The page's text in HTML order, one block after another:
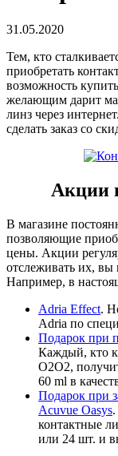
31.05.2020
Тем, кто
приобретать
возможность
желающим дарит
линз через
сделать заказ со
Акции
В магазине
позволяющие
цены. Акции
отслеживать их, вы
Например, в
Adria Effect.
Adria по
Подарок при
Каждый, кто
O2O2,
60 ml в
Подарок при
Acuvue Oasys
контактные
или 24 шт. и